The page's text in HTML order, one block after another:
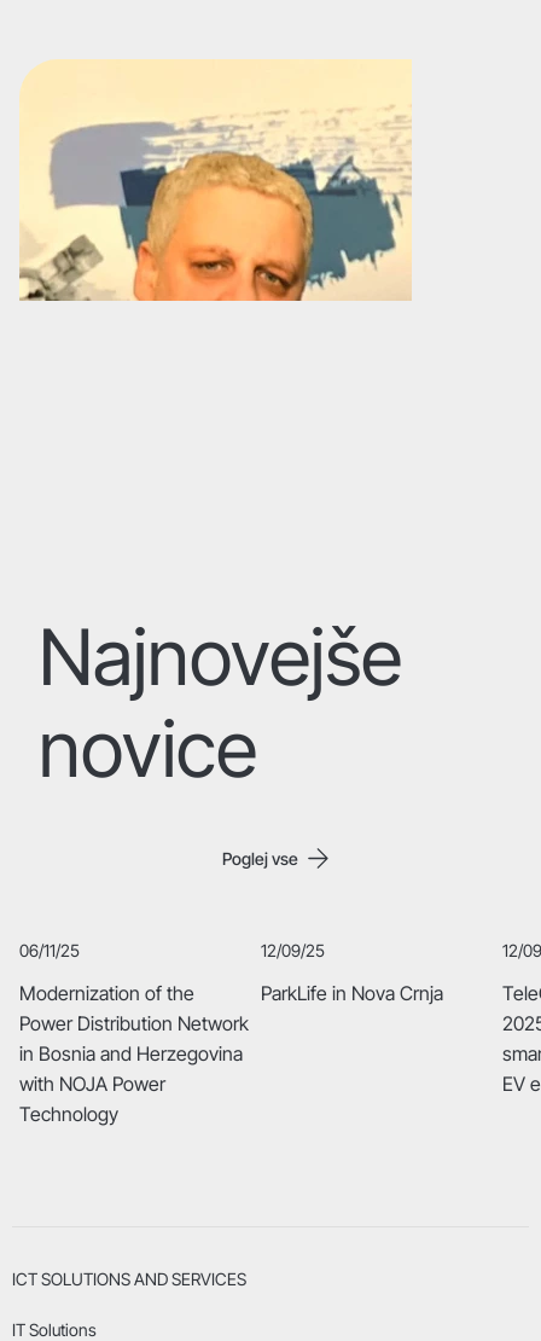
Najnovejše
novice
Modernization of the
Power Distribution Network
in Bosnia and Herzegovina
with NOJA Power
Technology
06/11/25
ParkLife in Nova Crnja
12/09/25
EV
12/
Poglej vse
ICT SOLUTIONS AND SERVICES
IT Solutions